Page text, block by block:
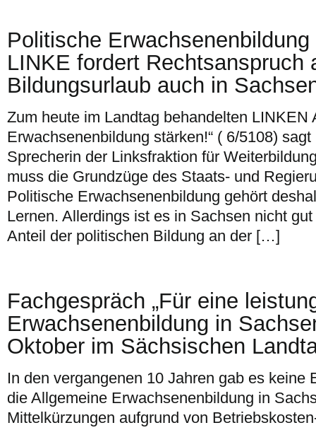
Politische
LINKE fordert Rechtsanspruch
Bildungsurlaub auch in
Zum heute im Landtag behandelten LINKEN
Erwachsenenbildung stärken!“ ( 6/5108)
Sprecherin der Linksfraktion für
muss die Grundzüge des Staats- und
Politische Erwachsenenbildung gehört
Lernen. Allerdings ist es in Sachsen nicht
Anteil der politischen Bildung an der […]
Fachgespräch „Für eine
Erwachsenenbildung in
Oktober im Sächsischen
In den vergangenen 10 Jahren gab es keine
die Allgemeine Erwachsenenbildung in
Mittelkürzungen aufgrund von